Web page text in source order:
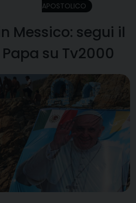
APOSTOLICO
Messico: segui il
su Tv2000